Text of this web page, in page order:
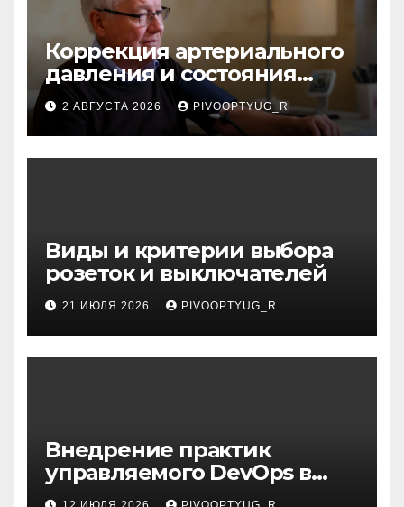
Коррекция артериального
давления и состояния
сосудов в профилактике
инсульта
2 АВГУСТА 2026 PIVOOPTYUG_R
Виды и критерии выбора
розеток и выключателей
21 ИЮЛЯ 2026 PIVOOPTYUG_R
Внедрение практик
управляемого DevOps в
корпоративную ИТ-